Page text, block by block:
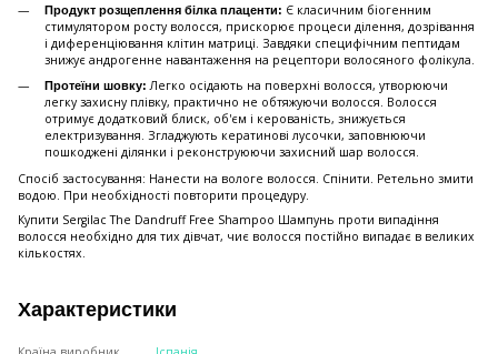
Продукт розщеплення білка плаценти: Є класичним біогенним
стимулятором росту волосся, прискорює процеси ділення, дозрівання
і диференціювання клітин матриці. Завдяки специфічним пептидам
знижує андрогенне навантаження на рецептори волосяного фолікула.
Протеїни шовку: Легко осідають на поверхні волосся, утворюючи
легку захисну плівку, практично не обтяжуючи волосся. Волосся
отримує додатковий блиск, об'єм і керованість, знижується
електризування. Згладжують кератинові лусочки, заповнюючи
пошкоджені ділянки і реконструюючи захисний шар волосся.
Спосіб застосування: Нанести на вологе волосся. Спінити. Ретельно змити
водою. При необхідності повторити процедуру.
Купити Sergilac The Dandruff Free Shampoo Шампунь проти випадіння
волосся необхідно для тих дівчат, чиє волосся постійно випадає в великих
кількостях.
Характеристики